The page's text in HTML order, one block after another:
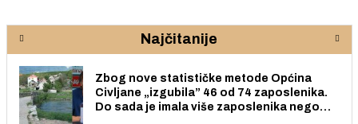
Najčitanije
Zbog nove statističke metode Općina
Civljane „izgubila” 46 od 74 zaposlenika.
Do sada je imala više zaposlenika nego